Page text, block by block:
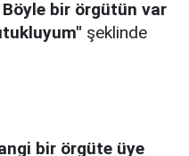
bir örgütün var
şeklinde
bir örgüte üye